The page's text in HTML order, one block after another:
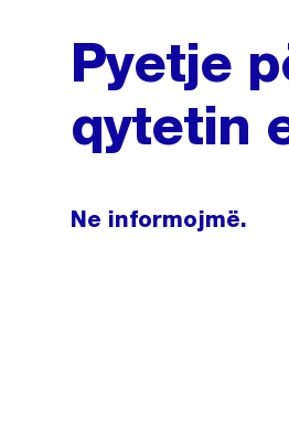
Pyetje
qytetin
Ne informojmë.